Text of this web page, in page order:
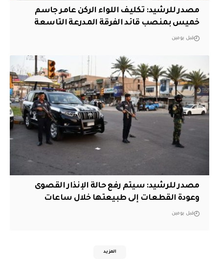
مصدر للرشيد: تكليف اللواء الركن عامر جاسم
خميس بمنصب قائد الفرقة المدرعة التاسعة
قبل يومين
مصدر للرشيد: سيتم رفع حالة الإنذار القصوى
وعودة القطعات إلى طبيعتها خلال ساعات
قبل يومين
المزيد